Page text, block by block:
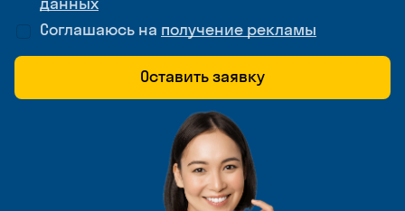
Соглашаюсь на получение рекламы
Оставить заявку